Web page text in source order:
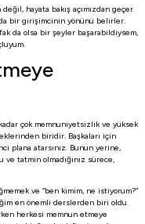
hayata bakış açımızdan geçer.
bir girişimcinin yönünü belirler.
da olsa bir şeyler başarabildiysem,
çok memnuniyetsizlik ve yüksek
biridir. Başkaları için
plana atarsınız. Bunun yerine,
tatmin olmadığınız sürece,
ve “ben kimim, ne istiyorum?”
en önemli derslerden biri oldu.
herkesi memnun etmeye